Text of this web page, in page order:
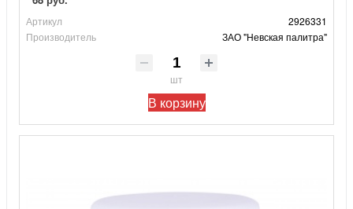
Артикул
2926331
Производитель
ЗАО "Невская палитра"
шт
В корзину